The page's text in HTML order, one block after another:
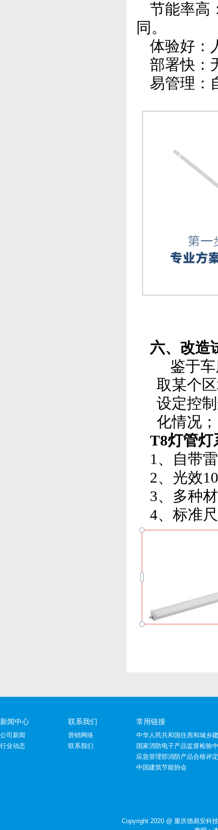
节能率高
同。
体验好：
部署快：
易管理：
六、改造
鉴于
取某个
设定控
化情况；
T8灯管灯
1、自带
2、光效
3、多种
4、标准
新闻中心
公司新闻
行业动态
联系我们
营销网络
联系我们
常用链接
中华人民共和国住房和城乡
国家消防电子产品监督检验
应急管理部消防产品合格评
中国建筑节能协会
Copyright 2020 @ 重庆德易安科